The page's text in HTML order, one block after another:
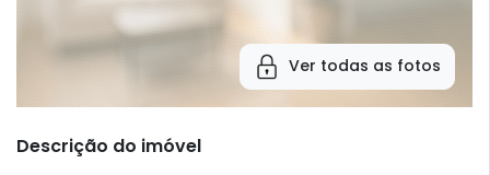
Ver todas as fotos
Descrição do imóvel